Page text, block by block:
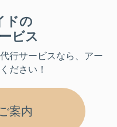
ドの
ビス
行サービスなら、アー
ださい！
案内